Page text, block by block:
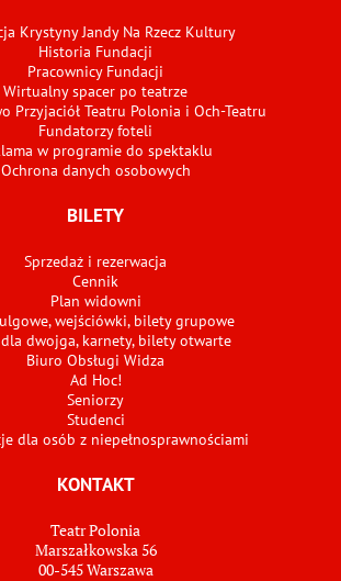
Krystyny Jandy Na Rzecz Kultury
Historia Fundacji
Pracownicy Fundacji
Wirtualny spacer po teatrze
Przyjaciół Teatru Polonia i Och-Teatru
Fundatorzy foteli
w programie do spektaklu
Ochrona danych osobowych
BILETY
Sprzedaż i rezerwacja
Cennik
Plan widowni
wejściówki, bilety grupowe
dwojga, karnety, bilety otwarte
Biuro Obsługi Widza
Ad Hoc!
Seniorzy
Studenci
dla osób z niepełnosprawnościami
KONTAKT
Teatr Polonia
Marszałkowska 56
00-545 Warszawa